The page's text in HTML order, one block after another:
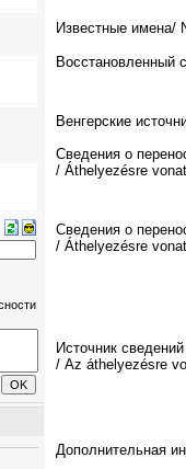
Известные имена/
Восстановленный
Венгерские
Сведения о
/ Áthelyezésre
Сведения о
/ Áthelyezésre
Источник
/ Az áthelyezésre
Дополнительная